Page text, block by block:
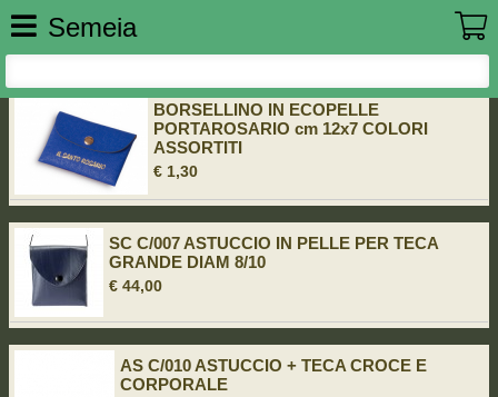
Semeia
BORSELLINO IN ECOPELLE
PORTAROSARIO cm 12x7 COLORI
ASSORTITI
€ 1,30
SC C/007 ASTUCCIO IN PELLE PER TECA
GRANDE DIAM 8/10
€ 44,00
AS C/010 ASTUCCIO + TECA CROCE E
CORPORALE